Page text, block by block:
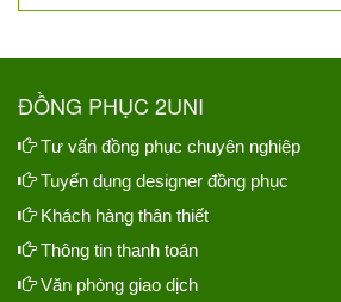
ĐỒNG PHỤC 2UNI
Tư vấn đồng phục chuyên nghiệp
Tuyển dụng designer đồng phục
Khách hàng thân thiết
Thông tin thanh toán
Văn phòng giao dịch